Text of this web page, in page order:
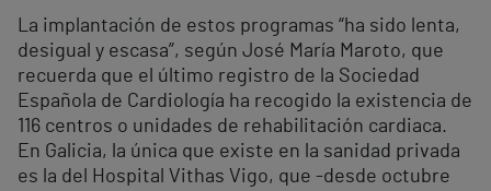
La implantación de estos programas “ha sido lenta,
desigual y escasa”, según José María Maroto, que
recuerda que el último registro de la Sociedad
Española de Cardiología ha recogido la existencia de
116 centros o unidades de rehabilitación cardiaca.
En Galicia, la única que existe en la sanidad privada
es la del Hospital Vithas Vigo, que -desde octubre